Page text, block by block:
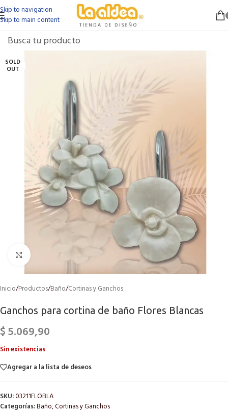
Skip to navigation
Skip to main content
SOLD
OUT
Click to enlarge
Inicio/Productos/Baño/Cortinas y Ganchos
Ganchos para cortina de baño Flores Blancas
$5.069,90
Sin existencias
Agregar a la lista de deseos
SKU:03211FLOBLA
Categorías:Baño,Cortinas y Ganchos